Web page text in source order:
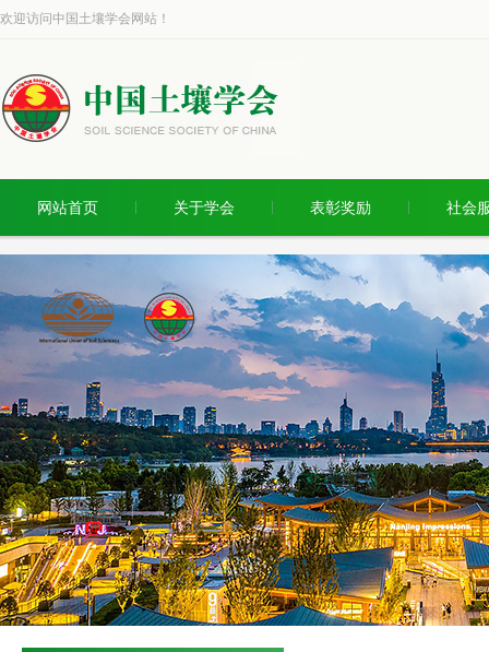
欢迎访问中国土壤学会网站！
网站首页 关于学会 表彰奖励 社会